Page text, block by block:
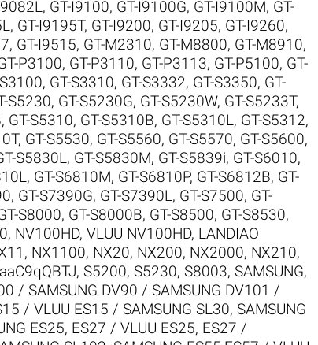
, GT-I9100, GT-I9100G, GT-I9100M, GT-
, GT-I9195T, GT-I9200, GT-I9205, GT-I9260,
, GT-I9515, GT-M2310, GT-M8800, GT-M8910,
P3100, GT-P3110, GT-P3113, GT-P5100, GT-
, GT-S3310, GT-S3332, GT-S3350, GT-
S5230, GT-S5230G, GT-S5230W, GT-S5233T,
, GT-S5310, GT-S5310B, GT-S5310L, GT-S5312,
, GT-S5530, GT-S5560, GT-S5570, GT-S5600,
S5830L, GT-S5830M, GT-S5839i, GT-S6010,
, GT-S6810M, GT-S6810P, GT-S6812B, GT-
, GT-S7390G, GT-S7390L, GT-S7500, GT-
S8000, GT-S8000B, GT-S8500, GT-S8530,
, NV100HD, VLUU NV100HD, LANDIAO
, NX1100, NX20, NX200, NX2000, NX210,
, S5200, S5230, S8003, SAMSUNG,
/ SAMSUNG DV90 / SAMSUNG DV101 /
/ VLUU ES15 / SAMSUNG SL30, SAMSUNG
ES25, ES27 / VLUU ES25, ES27 /